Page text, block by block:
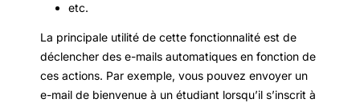
etc.
La principale utilité de cette fonctionnalité est de
déclencher des e-mails automatiques en fonction de
ces actions. Par exemple, vous pouvez envoyer un
e-mail de bienvenue à un étudiant lorsqu’il s’inscrit à